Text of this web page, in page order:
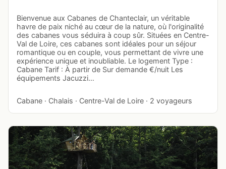
Bienvenue aux Cabanes de Chanteclair, un véritable
havre de paix niché au cœur de la nature, où l'originalité
des cabanes vous séduira à coup sûr. Situées en Centre-
Val de Loire, ces cabanes sont idéales pour un séjour
romantique ou en couple, vous permettant de vivre une
expérience unique et inoubliable. Le logement Type :
Cabane Tarif : À partir de Sur demande €/nuit Les
équipements Jacuzzi…
Cabane · Chalais · Centre-Val de Loire · 2 voyageurs